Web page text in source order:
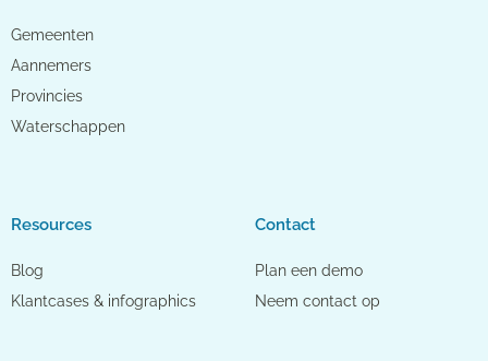
Gemeenten
Aannemers
Provincies
Waterschappen
Resources
Blog
Klantcases & infographics
Contact
Plan een demo
Neem contact op